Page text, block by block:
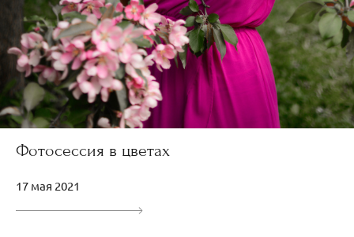
Фотосессия в цветах
17 мая 2021